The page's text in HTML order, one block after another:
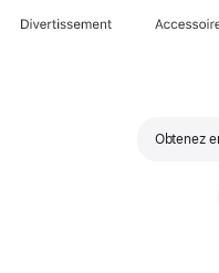
Divertissements
Obtenez